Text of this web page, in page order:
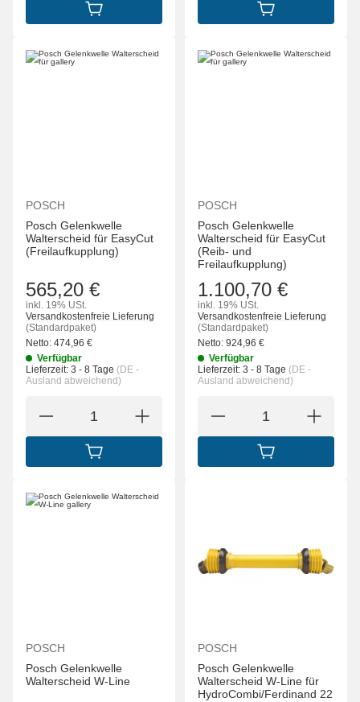
IN DEN WARENKORB IN DEN
POSCH
Posch Gelenkwelle
Walterscheid für EasyCut
(Freilaufkupplung)
565,20 €
inkl. 19% USt.
Versandkostenfreie Lieferung
(Standardpaket)
Netto: 474,96 €
Verfügbar
Lieferzeit: 3 - 8 Tage (DE -
Ausland abweichend)
IN DEN WARENKORB
POSCH
Posch Gelenkwelle
Walterscheid für EasyCut
(Reib- und
Freilaufkupplung)
1.100,70 €
inkl. 19% USt.
Versandkostenfreie Lieferung
(Standardpaket)
Netto: 924,96 €
Verfügbar
Lieferzeit: 3 - 8 Tage (DE -
Ausland abweichend)
IN DEN
POSCH
Posch Gelenkwelle
Walterscheid W-Line
POSCH
Posch Gelenkwelle
Walterscheid W-Line für
HydroCombi/Ferdinand 22